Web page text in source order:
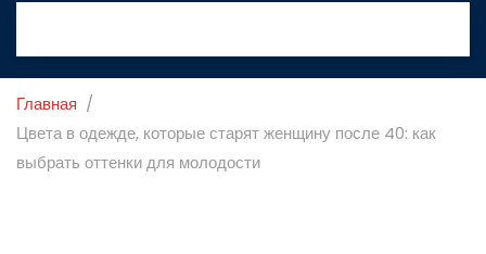
Главная
Цвета в одежде, которые старят женщину после 40: как
выбрать оттенки для молодости